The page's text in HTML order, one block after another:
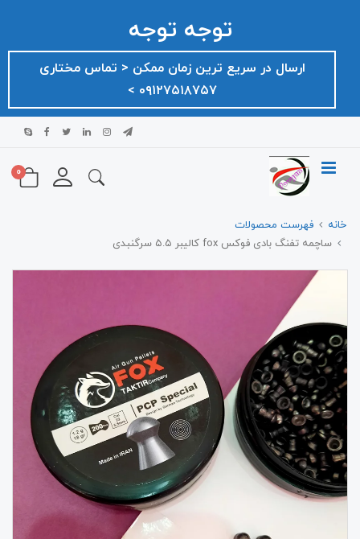
توجه توجه
ارسال در سریع ترین زمان ممکن ‌< تماس مختاری
۰۹۱۲۷۵۱۸۷۵۷ >
0
خانه
فهرست محصولات
ساچمه تفنگ بادی فوکس fox کالیبر ۵.۵ سرگنبدی